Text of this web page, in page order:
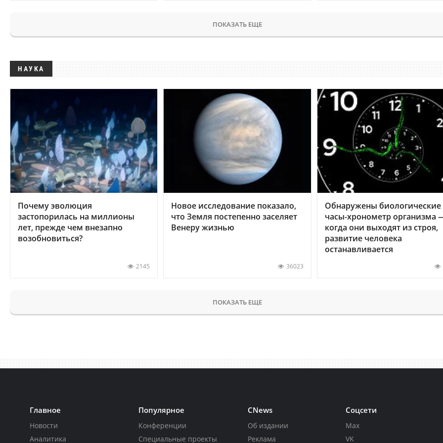
ПОКАЗАТЬ ЕЩЕ
НАУКА
Почему эволюция
застопорилась на миллионы
лет, прежде чем внезапно
возобновиться?
2145
Новое исследование показало,
что Земля постепенно заселяет
Венеру жизнью
36023
Обнаружены биологические
часы-хронометр организма
когда они выходят из строя,
развитие человека
останавливается
ПОКАЗАТЬ ЕЩЕ
Главное
Новости
Аналитика
Популярное
Конференции
Специальные проекты
CNews
Об издании
Реклама
Соцсети
Max
VK